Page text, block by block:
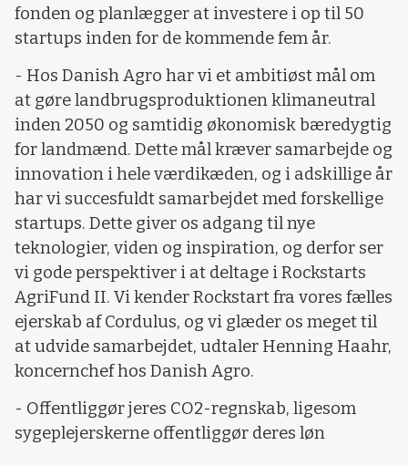
fonden og planlægger at investere i op til 50
startups inden for de kommende fem år.
- Hos Danish Agro har vi et ambitiøst mål om
at gøre landbrugsproduktionen klimaneutral
inden 2050 og samtidig økonomisk bæredygtig
for landmænd. Dette mål kræver samarbejde og
innovation i hele værdikæden, og i adskillige år
har vi succesfuldt samarbejdet med forskellige
startups. Dette giver os adgang til nye
teknologier, viden og inspiration, og derfor ser
vi gode perspektiver i at deltage i Rockstarts
AgriFund II. Vi kender Rockstart fra vores fælles
ejerskab af Cordulus, og vi glæder os meget til
at udvide samarbejdet, udtaler Henning Haahr,
koncernchef hos Danish Agro.
- Offentliggør jeres CO2-regnskab, ligesom
sygeplejerskerne offentliggør deres løn